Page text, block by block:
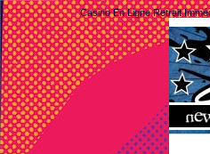
Casino En Ligne Retrait